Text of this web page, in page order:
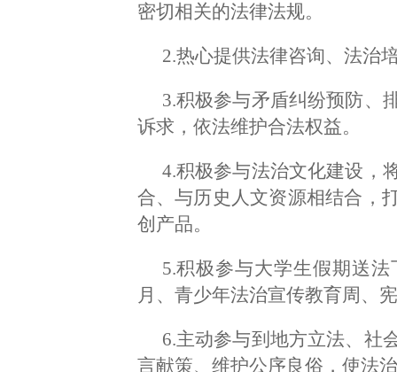
密切相关的法律法规。
2.热心提供法律咨询、法治
3.积极参与矛盾纠纷预防、
诉求，依法维护合法权益。
4.积极参与法治文化建设，
合、与历史人文资源相结合，
创产品。
5.积极参与大学生假期送
月、青少年法治宣传教育周、
6.主动参与到地方立法、社
言献策、维护公序良俗，使法